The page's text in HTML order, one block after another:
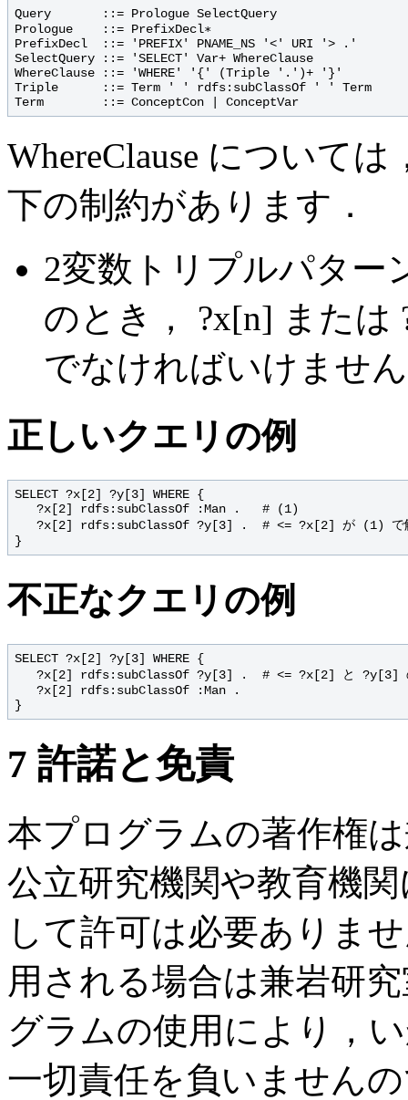
Query       ::= Prologue SelectQuery
Prologue    ::= PrefixDecl∗
PrefixDecl  ::= 'PREFIX' PNAME_NS '<' URI '> .'
SelectQuery ::= 'SELECT' Var+ WhereClause
WhereClause ::= 'WHERE' '{' (Triple '.')+ '}'
Triple      ::= Term ' ' rdfs:subClassOf ' ' Term
Term        ::= ConceptCon | ConceptVar
WhereClause について
下の制約があります．
2変数トリプルパター
のとき， ?x[n] または
でなければいけませ
正しいクエリの例
SELECT ?x[2] ?y[3] WHERE {
   ?x[2] rdfs:subClassOf :Man .   # (1)
?x[2] rdfs:subClassOf ?y[3] .  # <= ?x[2] が (1) で
不正なクエリの例
SELECT ?x[2] ?y[3] WHERE {
?x[2] rdfs:subClassOf ?y[3] .  # <= ?x[2] と ?y[3]
   ?x[2] rdfs:subClassOf :Man .
7 許諾と免責
本プログラムの著作権
公立研究機関や教育機
して許可は必要ありま
用される場合は兼岩研
グラムの使用により，
一切責任を負いません